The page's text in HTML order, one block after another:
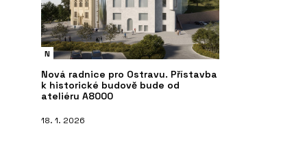
N
Nová radnice pro Ostravu. Přístavba
k historické budově bude od
ateliéru A8000
18. 1. 2026